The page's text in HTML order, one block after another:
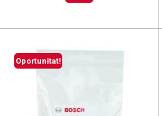
Oportunitat!